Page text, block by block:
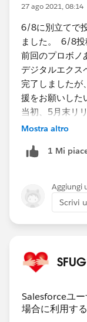
てください
会員管理
メールマガジン
資料請求管理
・今までプロボ
-はい
・具体的な支援
制作イメージ
・支援の時間
-平日就業時
-平日夜間
・支援形態
-どちらでも可
・支援時期
-1～2ヶ月以内
27 ago 2021, 08:14
6/8に別立てで
ました。 6/8投
前回のプロボノ
デジタルエクス
完了しましたが
援をお願いした
当初、5月末リ
スに変更になっ
https://
M
続きの支援希望
いて確認
プロセスビ
タ受け渡し
こちらは、
Mostra altro
1 Mi
Aggiungi
Scrivi
Salesforceユ
場合に利用す